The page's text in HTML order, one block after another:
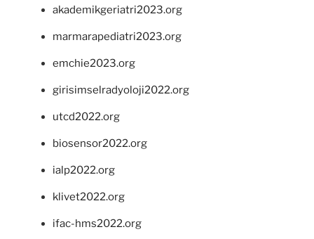
akademikgeriatri2023.org
marmarapediatri2023.org
emchie2023.org
girisimselradyoloji2022.org
utcd2022.org
biosensor2022.org
ialp2022.org
klivet2022.org
ifac-hms2022.org